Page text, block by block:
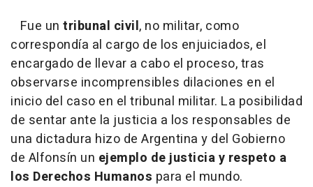
Fue un tribunal civil, no militar, como
correspondía al cargo de los enjuiciados, el
encargado de llevar a cabo el proceso, tras
observarse incomprensibles dilaciones en el
inicio del caso en el tribunal militar. La posibilidad
de sentar ante la justicia a los responsables de
una dictadura hizo de Argentina y del Gobierno
de Alfonsín un ejemplo de justicia y respeto a
los Derechos Humanos para el mundo.